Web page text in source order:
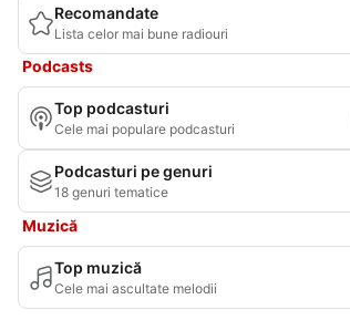
Recomandate
Lista celor mai bune radiouri
Podcasts
Top podcasturi
Cele mai populare podcasturi
Podcasturi pe genuri
18 genuri tematice
Muzică
Top muzică
Cele mai ascultate melodii